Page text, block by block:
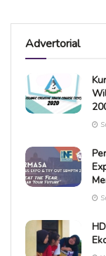
Advertorial